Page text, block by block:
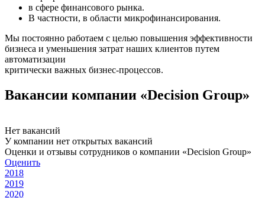
в сфере финансового рынка.
В частности, в области микрофинансирования.
Мы постоянно работаем с целью повышения эффективности
бизнеса и уменьшения затрат наших клиентов путем
автоматизации
критически важных бизнес-процессов.
Вакансии компании «Decision Group»
Нет вакансий
У компании нет открытых вакансий
Оценки и отзывы сотрудников о компании «Decision Group»
Оценить
2018
2019
2020